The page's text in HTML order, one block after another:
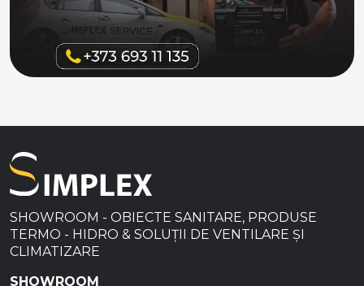
SHOWROOM - OBIECTE SANITARE, PRODUSE
TERMO - HIDRO & SOLUȚII DE VENTILARE ȘI
CLIMATIZARE
SHOWROOM